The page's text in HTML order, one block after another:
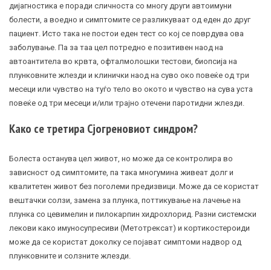
дијагностика е поради сличноста со многу други автоимуни
болести, а воедно и симптомите се разликуваат од еден до друг
пациент. Исто така не постои еден тест со кој се поврдува ова
заболување. Па за таа цел потредно е позитивен наод на
автоантитела во крвта, офталмолошки тестови, биопсија на
плунковните жлезди и клинички наод на суво око повеќе од три
месеци или чувство на туѓо тело во окото и чувство на сува уста
повеќе од три месеци и/или трајно отечени паротидни жлезди.
Како се третира Сјогреновиот синдром?
Болеста останува цел живот, но може да се контролира во
зависност од симптомите, па така многумина живеат долг и
квалитетен живот без поголеми предизвици. Може да се користат
вештачки солзи, замена за плунка, поттикување на лачење на
плунка со цевимелин и пилокарпин хидрохлорид. Разни системски
лекови како имуносупресиви (Метотрексат) и кортикостероиди
може да се користат доколку се појават симптоми надвор од
плунковните и солзните жлезди.